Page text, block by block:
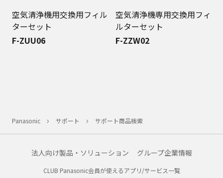
空気清浄機用交換用フィル
ターセット
F-ZUU06
空気清浄機専用交換用フィ
ルターセット
F-ZZW02
Panasonic サポート サポート商品検索
法人向け製品・ソリューション グループ企業情報
CLUB Panasonic会員が使えるアプリ/サービス一覧